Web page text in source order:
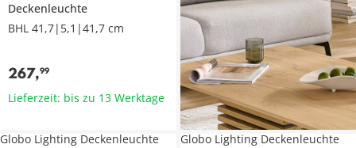
Deckenleuchte
BHL 41,7|5,1|41,7 cm
267,99
Lieferzeit: bis zu 13 Werktage
Globo Lighting Deckenleuchte Globo Lighting Deckenleuchte